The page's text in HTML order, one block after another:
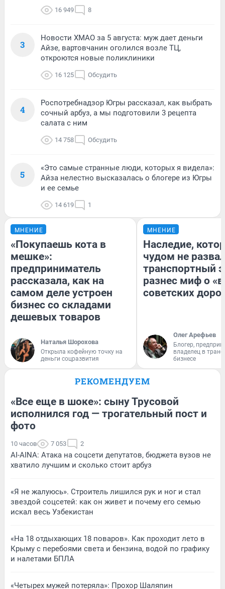
16 949 8
3
Новости ХМАО за 5 августа: муж дает деньги
Айзе, вартовчанин оголился возле ТЦ,
откроются новые поликлиники
16 125 Обсудить
4
Роспотребнадзор Югры рассказал, как выбрать
сочный арбуз, а мы подготовили 3 рецепта
салата с ним
14 758 Обсудить
5
«Это самые странные люди, которых я видела»:
Айза нелестно высказалась о блогере из Югры
и ее семье
14 619 1
МНЕНИЕ
«Покупаешь кота в
мешке»:
предприниматель
рассказала, как на
самом деле устроен
бизнес со складами
дешевых товаров
Наталья Шорохова
Открыла кофейную точку на
деньги соцразвития
МНЕНИЕ
Наследие,
чудом не
транспортный
разнес миф о
советских
Олег Арефьев
Блогер,
владелец в
бизнесе
РЕКОМЕНДУЕМ
«Все еще в шоке»: сыну Трусовой
исполнился год — трогательный пост и
фото
10 часов 7 053 2
AI-AINA: Атака на соцсети депутатов, бюджета вузов не
хватило лучшим и сколько стоит арбуз
«Я не жалуюсь». Строитель лишился рук и ног и стал
звездой соцсетей: как он живет и почему его семью
искал весь Узбекистан
«На 18 отдыхающих 18 поваров». Как проходит лето в
Крыму с перебоями света и бензина, водой по графику
и налетами БПЛА
«Четырех мужей потеряла»: Прохор Шаляпин